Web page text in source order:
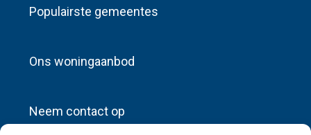
Populairste gemeentes
Ons woningaanbod
Neem contact op